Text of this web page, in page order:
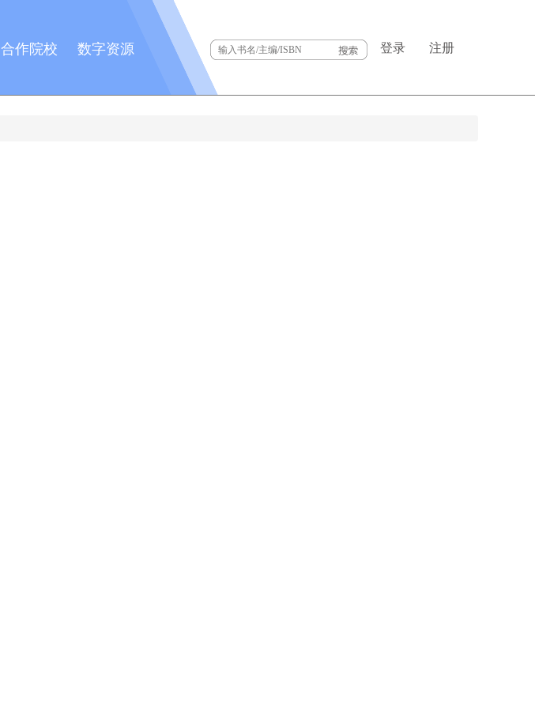
合作院校 数字资源 登录 注册